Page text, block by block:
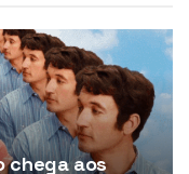
chega aos